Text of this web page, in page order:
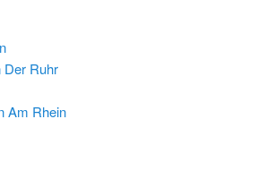
Der Ruhr
Am Rhein